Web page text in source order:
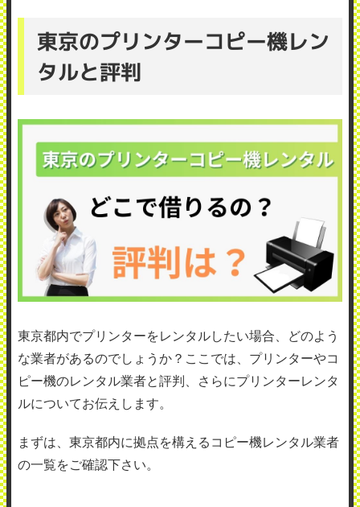
東京のプリンターコピー機レン
タルと評判
東京都内でプリンターをレンタルしたい場合、どのよう
な業者があるのでしょうか？ここでは、プリンターやコ
ピー機のレンタル業者と評判、さらにプリンターレンタ
ルについてお伝えします。
まずは、東京都内に拠点を構えるコピー機レンタル業者
の一覧をご確認下さい。